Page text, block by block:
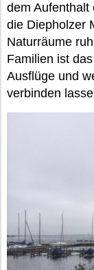
dem Aufenthalt
die Diepholzer
Naturräume
Familien ist
Ausflüge und
verbinden